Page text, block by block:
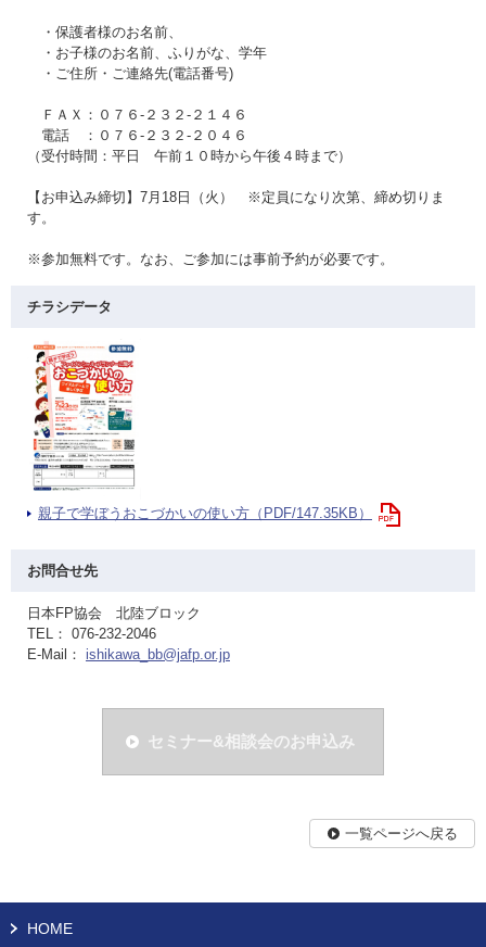
・保護者様のお名前、
・お子様のお名前、ふりがな、学年
・ご住所・ご連絡先(電話番号)
ＦＡＸ：０７６-２３２-２１４６
電話 ：０７６-２３２-２０４６
（受付時間：平日 午前１０時から午後４時まで）
【お申込み締切】7月18日（火） ※定員になり次第、締め切りま
す。
※参加無料です。なお、ご参加には事前予約が必要です。
チラシデータ
親子で学ぼうおこづかいの使い方（PDF/147.35KB）
お問合せ先
日本FP協会 北陸ブロック
TEL： 076-232-2046
E-Mail： ishikawa_bb@jafp.or.jp
セミナー&相談会のお申込み
一覧ページへ戻る
HOME